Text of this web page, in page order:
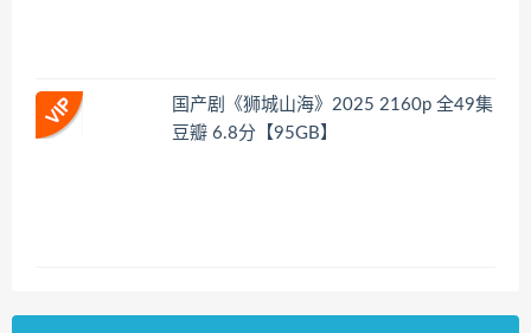
国产剧《狮城山海》2025 2160p 全49集
豆瓣 6.8分【95GB】